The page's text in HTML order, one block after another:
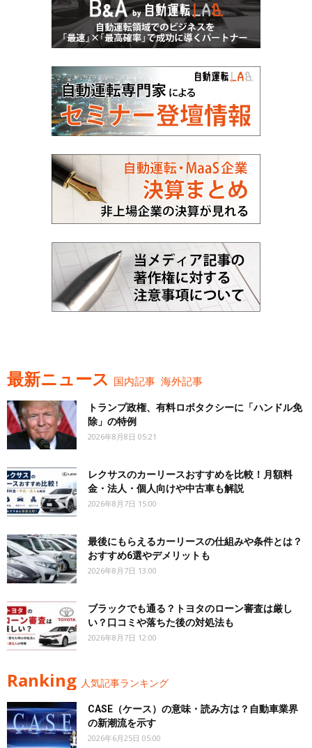
最新ニュース 国内記事 海外記事
トランプ政権、有料ロボタクシーに「ハンドル免
除」の特例
2026年8月8日 05:21
レクサスのカーリースおすすめを比較！月額料
金・法人・個人向けや中古車も解説
2026年8月7日 15:00
最後にもらえるカーリースの仕組みや条件とは？
おすすめ6選やデメリットも
2026年8月7日 13:00
ブラックでも通る？トヨタのローン審査は厳し
い？口コミや落ちた後の対処法も
2026年8月7日 12:00
Ranking 人気記事ランキング
CASE（ケース）の意味・読み方は？自動車業界
の新潮流を示す
2026年6月25日 05:00